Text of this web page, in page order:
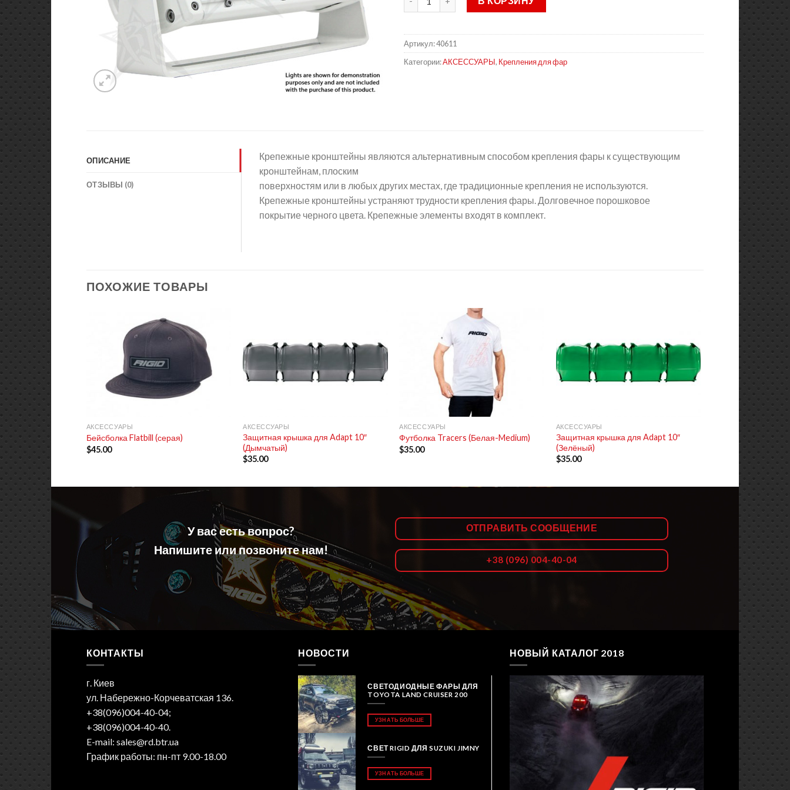
Артикул:40611
Категории:АКСЕССУАРЫ, Крепления для фар
ОПИСАНИЕ
ОТЗЫВЫ (0)
Крепежные кронштейны являются альтернативным способом крепления фары к существующим
кронштейнам, плоским
поверхностям или в любых других местах, где традиционные крепления не используются.
Крепежные кронштейны устраняют трудности крепления фары. Долговечное порошковое
покрытие черного цвета. Крепежные элементы входят в комплект.
ПОХОЖИЕ ТОВАРЫ
АКСЕССУАРЫ
Бейсболка Flatbill (серая)
$45.00
АКСЕССУАРЫ
Защитная крышка для Adapt 10″
(Дымчатый)
$35.00
АКСЕССУАРЫ
Футболка Tracers (Белая-Medium)
$35.00
АКСЕССУАРЫ
Защитная крышка для Adapt 10″
(Зелёный)
$35.00
У вас есть вопрос?
Напишите или позвоните нам!
ОТПРАВИТЬ СООБЩЕНИЕ
+38 (096) 004-40-04
КОНТАКТЫ
г. Киев
ул. Набережно-Корчеватская 136.
+38(096)004-40-04;
+38(096)004-40-40.
E-mail: sales@rd.btr.ua
График работы: пн-пт 9.00-18.00
НОВОСТИ
СВЕТОДИОДНЫЕ ФАРЫ ДЛЯ
TOYOTA LAND CRUISER 200
УЗНАТЬ БОЛЬШЕ
СВЕТ RIGID ДЛЯ SUZUKI JIMNY
УЗНАТЬ БОЛЬШЕ
НОВЫЙ КАТАЛОГ 2018